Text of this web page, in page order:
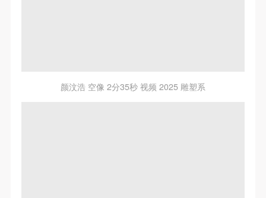
颜汶浩 空像 2分35秒 视频 2025 雕塑系